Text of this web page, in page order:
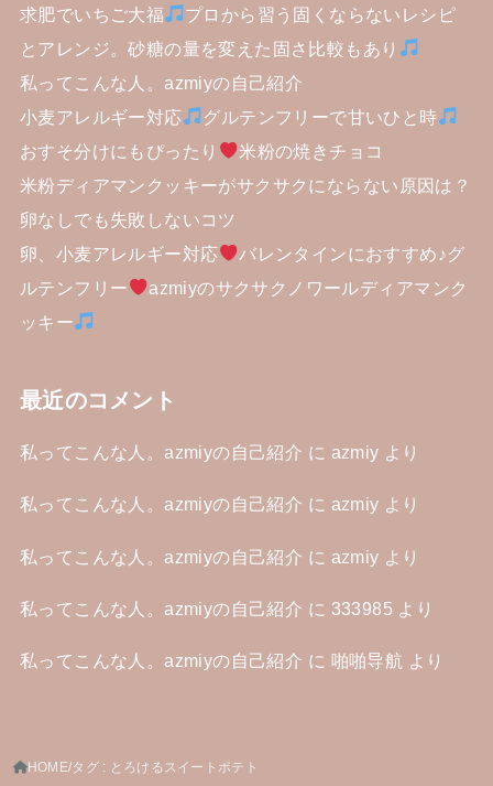
求肥でいちご大福
プロから習う固くならないレシピ
とアレンジ。砂糖の量を変えた固さ比較もあり
私ってこんな人。azmiyの自己紹介
小麦アレルギー対応
グルテンフリーで甘いひと時
おすそ分けにもぴったり
米粉の焼きチョコ
米粉ディアマンクッキーがサクサクにならない原因は？
卵なしでも失敗しないコツ
卵、小麦アレルギー対応
バレンタインにおすすめ♪グ
ルテンフリー
azmiyのサクサクノワールディアマンク
ッキー
最近のコメント
私ってこんな人。azmiyの自己紹介 に azmiy より
私ってこんな人。azmiyの自己紹介 に azmiy より
私ってこんな人。azmiyの自己紹介 に azmiy より
私ってこんな人。azmiyの自己紹介 に 333985 より
私ってこんな人。azmiyの自己紹介 に 啪啪导航 より
HOME タグ : とろけるスイートポテト